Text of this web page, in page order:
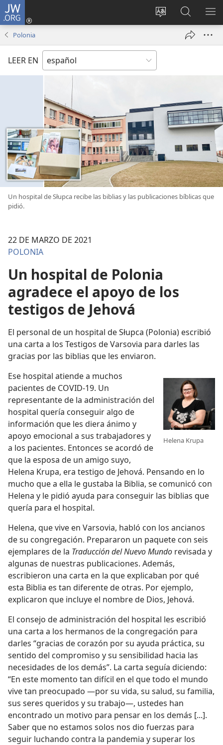
JW.ORG
Cambiar
del sitio
Iniciar
sesión
nueva
en
jw.org
Polonia
LEER EN
Un hospital de Słupca recibe las biblias y las publicaciones bíblicas que
pidió.
22 DE MARZO DE 2021
POLONIA
Un hospital de Polonia
agradece el apoyo de los
testigos de Jehová
El personal de un hospital de Słupca (Polonia) escribió
una carta a los Testigos de Varsovia para darles las
gracias por las biblias que les enviaron.
Helena Krupa
Ese hospital atiende a muchos
pacientes de COVID-19. Un
representante de la administración del
hospital quería conseguir algo de
información que les diera ánimo y
apoyo emocional a sus trabajadores y
a los pacientes. Entonces se acordó de
que la esposa de un amigo suyo,
Helena Krupa, era testigo de Jehová. Pensando en lo
mucho que a ella le gustaba la Biblia, se comunicó con
Helena y le pidió ayuda para conseguir las biblias que
quería para el hospital.
Helena, que vive en Varsovia, habló con los ancianos
de su congregación. Prepararon un paquete con seis
ejemplares de la Traducción del Nuevo Mundo revisada y
algunas de nuestras publicaciones. Además,
escribieron una carta en la que explicaban por qué
esta Biblia es tan diferente de otras. Por ejemplo,
explicaron que incluye el nombre de Dios, Jehová.
El consejo de administración del hospital les escribió
una carta a los hermanos de la congregación para
darles “gracias de corazón por su ayuda práctica, su
sentido del compromiso y su sensibilidad hacia las
necesidades de los demás”. La carta seguía diciendo:
“En este momento tan difícil en el que todo el mundo
vive tan preocupado —por su vida, su salud, su familia,
sus seres queridos y su trabajo—, ustedes han
encontrado un motivo para pensar en los demás [...].
Saber que no estamos solos nos dio fuerzas para
seguir luchando contra la pandemia y superar los